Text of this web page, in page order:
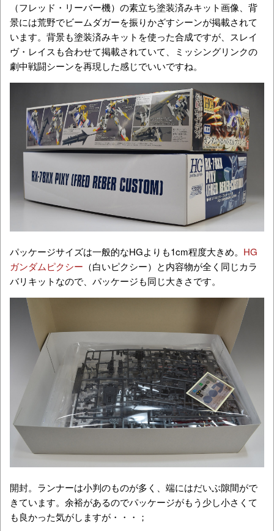
（フレッド・リーバー機）の素立ち塗装済みキット画像、背
景には荒野でビームダガーを振りかざすシーンが掲載されて
います。背景も塗装済みキットを使った合成ですが、スレイ
ヴ・レイスも合わせて掲載されていて、ミッシングリンクの
劇中戦闘シーンを再現した感じでいいですね。
パッケージサイズは一般的なHGよりも1cm程度大きめ。 HG
ガンダムピクシー （白いピクシー）と内容物が全く同じカラ
バリキットなので、パッケージも同じ大きさです。
開封。ランナーは小判のものが多く、端にはだいぶ隙間がで
きています。余裕があるのでパッケージがもう少し小さくて
も良かった気がしますが・・・；